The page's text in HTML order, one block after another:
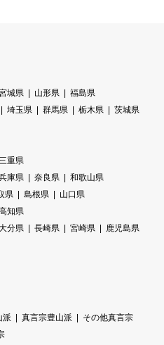
城県 山形県
福島県
埼玉県 群馬県 栃木県
茨城県
重県
庫県 奈良県
和歌山県
県 島根県
山口県
知県
分県 長崎県 宮崎県
鹿児島県
派 真言宗豊山派
その他真言宗